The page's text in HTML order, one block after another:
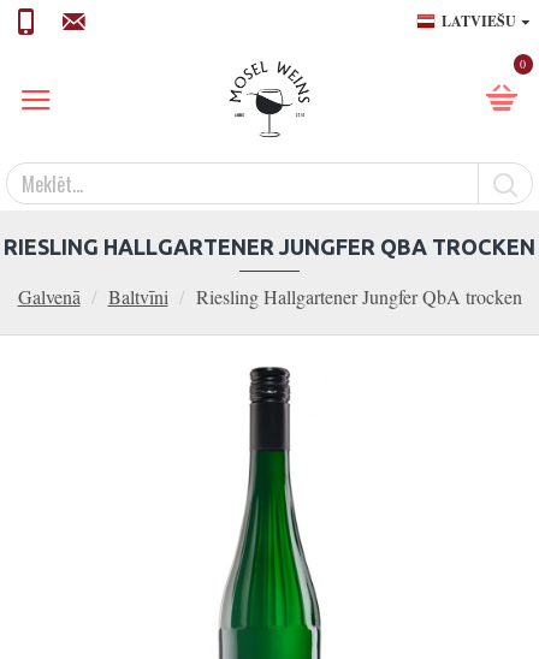
LATVIEŠU
0
Galvenā Baltvīni Riesling Hallgartener Jungfer QbA trocken
RIESLING HALLGARTENER JUNGFER QBA TROCKEN